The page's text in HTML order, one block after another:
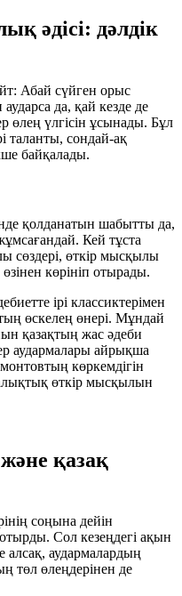
әдісі: дәлдік
Абай сүйген орыс
аударса да, қай кезде де
өлең үлгісін ұсынады. Бұл
таланты, сондай-ақ
байқалады.
қолданатын шабытты да,
Кей тұста
сөздері, өткір мысқылы
көрініп отырады.
ірі классиктерімен
өскелең өнері. Мұндай
қазақтың жас әдеби
аудармалары айрықша
көркемдігін
өткір мысқылын
қазақ
соңына дейін
Сол кезеңдегі ақын
алсақ, аудармалардың
төл өлеңдерінен де